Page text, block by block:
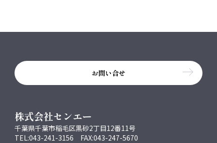
お問い合せ
株式会社センエー
千葉県千葉市稲毛区黒砂2丁目12番11号
TEL:043-241-3156 FAX:043-247-5670